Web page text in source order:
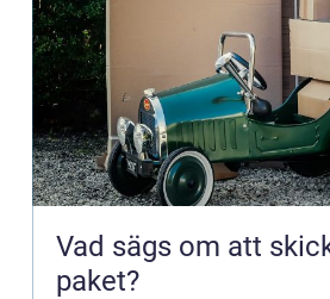
Vad sägs om att
paket?